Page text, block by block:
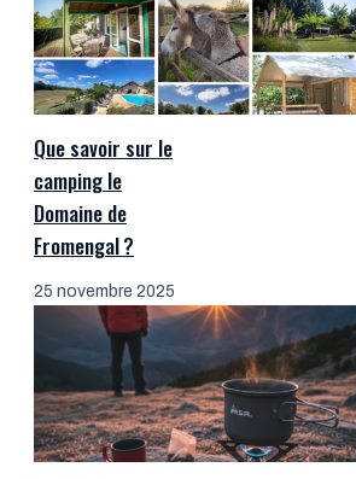
Que savoir sur le
camping le
Domaine de
Fromengal ?
25 novembre 2025